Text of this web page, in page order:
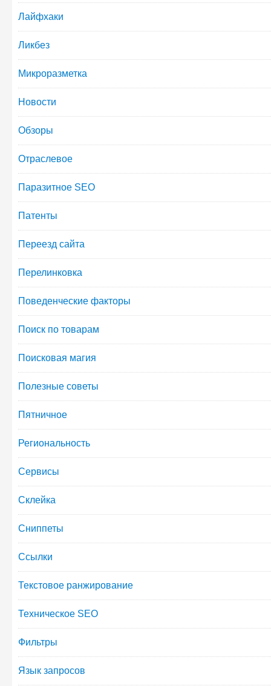
Лайфхаки
Ликбез
Микроразметка
Новости
Обзоры
Отраслевое
Паразитное SEO
Патенты
Переезд сайта
Перелинковка
Поведенческие факторы
Поиск по товарам
Поисковая магия
Полезные советы
Пятничное
Региональность
Сервисы
Склейка
Сниппеты
Ссылки
Текстовое ранжирование
Техническое SEO
Фильтры
Язык запросов